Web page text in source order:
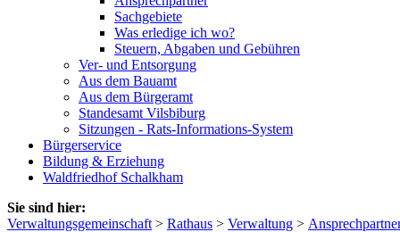
Sachgebiete
Was erledige ich wo?
Steuern, Abgaben und Gebühren
Ver- und Entsorgung
Aus dem Bauamt
Aus dem Bürgeramt
Standesamt Vilsbiburg
Sitzungen - Rats-Informations-System
Bürgerservice
Bildung & Erziehung
Waldfriedhof Schalkham
Sie sind hier:
Verwaltungsgemeinschaft > Rathaus > Verwaltung >